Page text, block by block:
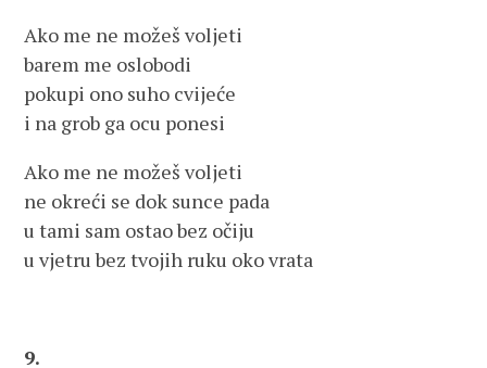
Ako me ne možeš voljeti
barem me oslobodi
pokupi ono suho cvijeće
i na grob ga ocu ponesi
Ako me ne možeš voljeti
ne okreći se dok sunce pada
u tami sam ostao bez očiju
u vjetru bez tvojih ruku oko vrata
9.